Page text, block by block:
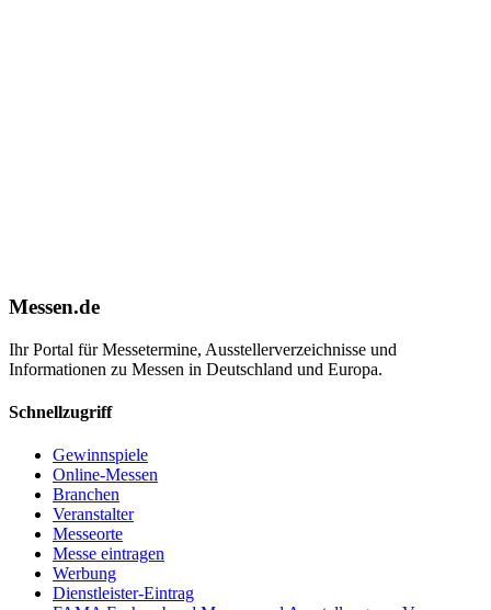
Messen.de
Ihr Portal für Messetermine, Ausstellerverzeichnisse und
Informationen zu Messen in Deutschland und Europa.
Schnellzugriff
Gewinnspiele
Online-Messen
Branchen
Veranstalter
Messeorte
Messe eintragen
Werbung
Dienstleister-Eintrag